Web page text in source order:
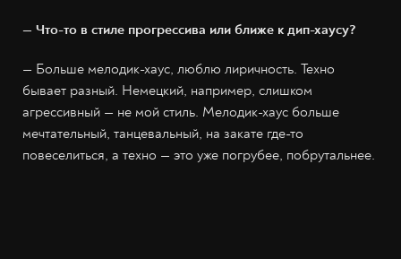
— Что-то в стиле прогрессива или ближе к дип-хаусу?
— Больше мелодик-хаус, люблю лиричность. Техно
бывает разный. Немецкий, например, слишком
агрессивный — не мой стиль. Мелодик-хаус больше
мечтательный, танцевальный, на закате где-то
повеселиться, а техно — это уже погрубее, побрутальнее.